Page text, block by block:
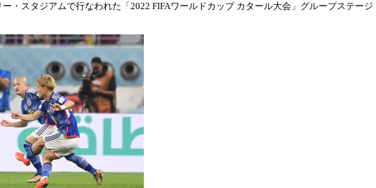
・スタジアムで行なわれた「2022 FIFAワールドカップ カタール大会」グループステージ